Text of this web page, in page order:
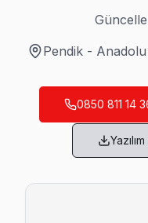
Son Güncelleme:
Pendik'da
Ahmet Yesevi
Pendik - Anadolu
0850 811 14